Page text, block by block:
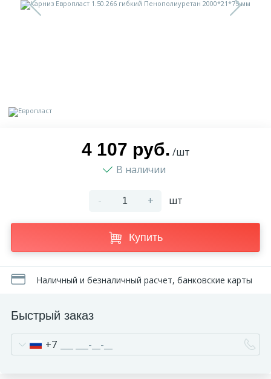
4 107 руб. /шт
В наличии
- + шт
Купить
Наличный и безналичный расчет, банковские карты
Быстрый заказ
+7
Доставка
Сотрудничество